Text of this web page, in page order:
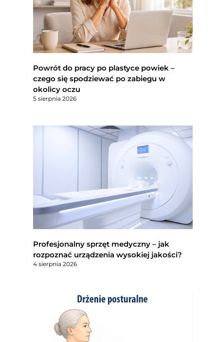
Powrót do pracy po plastyce powiek –
czego się spodziewać po zabiegu w
okolicy oczu
5 sierpnia 2026
Profesjonalny sprzęt medyczny – jak
rozpoznać urządzenia wysokiej jakości?
4 sierpnia 2026